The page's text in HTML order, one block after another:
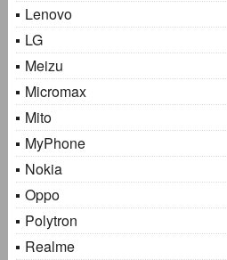
Lenovo
LG
Meizu
Micromax
Mito
MyPhone
Nokia
Oppo
Polytron
Realme